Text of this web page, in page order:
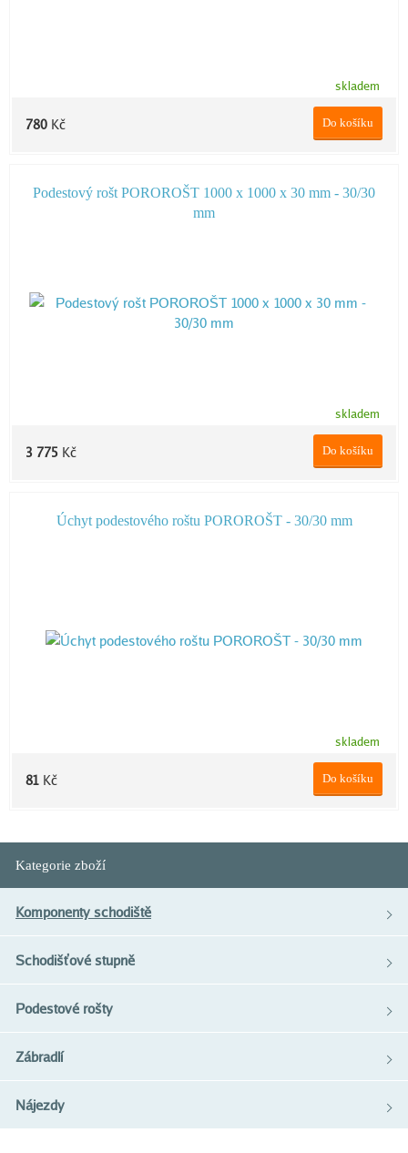
skladem
Do košíku
780 Kč
Podestový rošt POROROŠT 1000 x 1000 x 30 mm - 30/30
mm
skladem
Do košíku
3 775 Kč
Úchyt podestového roštu POROROŠT - 30/30 mm
skladem
Do košíku
81 Kč
Kategorie zboží
Komponenty schodiště
Schodišťové stupně
Podestové rošty
Zábradlí
Nájezdy